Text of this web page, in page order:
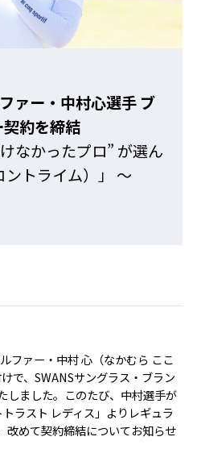
ァー・中村心選手 ブ
約を締結
なかったプロ” が選ん
ントライム）」 ～
ファー・中村 心（なかむら ここ
で、SWANSサングラス・ブラン
しました。このたび、中村選手が
ラスト レディス」よりレギュラ
改めて契約締結についてお知らせ